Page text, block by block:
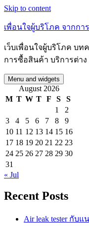
Skip to content
เพื่อนใจผู้บริโภค จากก
เว็บเพื่อนใจผู้บริโภค บ
การซื้อสินค้า บริการต่าง
Menu and widgets
August 2026
M T W T F S
S
1
2
3
4 5 6 7 8
9
10 11 12 13 14 15 16
17 18 19 20 21 22 23
24 25 26 27 28 29 30
31
« Jul
Recent Posts
Air leak tester กับ